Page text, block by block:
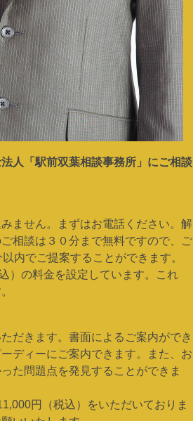
人「駅前双葉相談事務所」にご相談
ません。まずはお電話ください。解
相談は３０分まで無料ですので、ご
内でご提案することができます。
）の料金を設定しています。これ
だきます。書面によるご案内ができ
ディーにご案内できます。また、お
た問題点を発見することができま
円（税込）をいただいておりま